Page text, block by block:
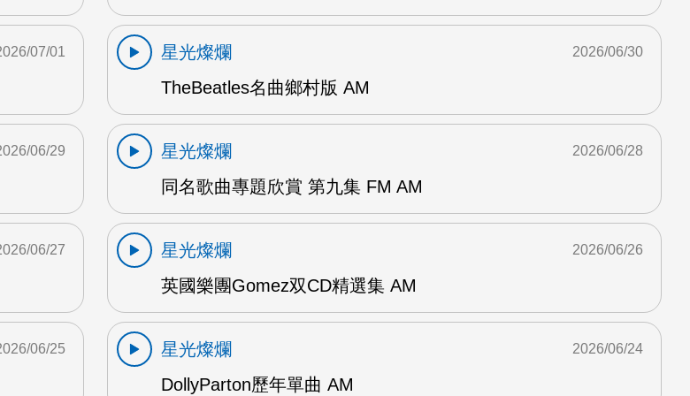
07/01
星光燦爛
TheBeatles名曲鄉村版 AM
2026/06/30
06/29
星光燦爛
同名歌曲專題欣賞 第九集 FM AM
2026/06/28
06/27
星光燦爛
英國樂團Gomez双CD精選集 AM
2026/06/26
06/25
星光燦爛
DollyParton歷年單曲 AM
2026/06/24